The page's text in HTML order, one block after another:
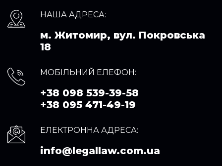
НАША АДРЕСА:
м. Житомир, вул. Покровська
18
МОБІЛЬНИЙ ЕЛЕФОН:
+38 098 539-39-58
+38 095 471-49-19
ЕЛЕКТРОННА АДРЕСА:
info@legallaw.com.ua